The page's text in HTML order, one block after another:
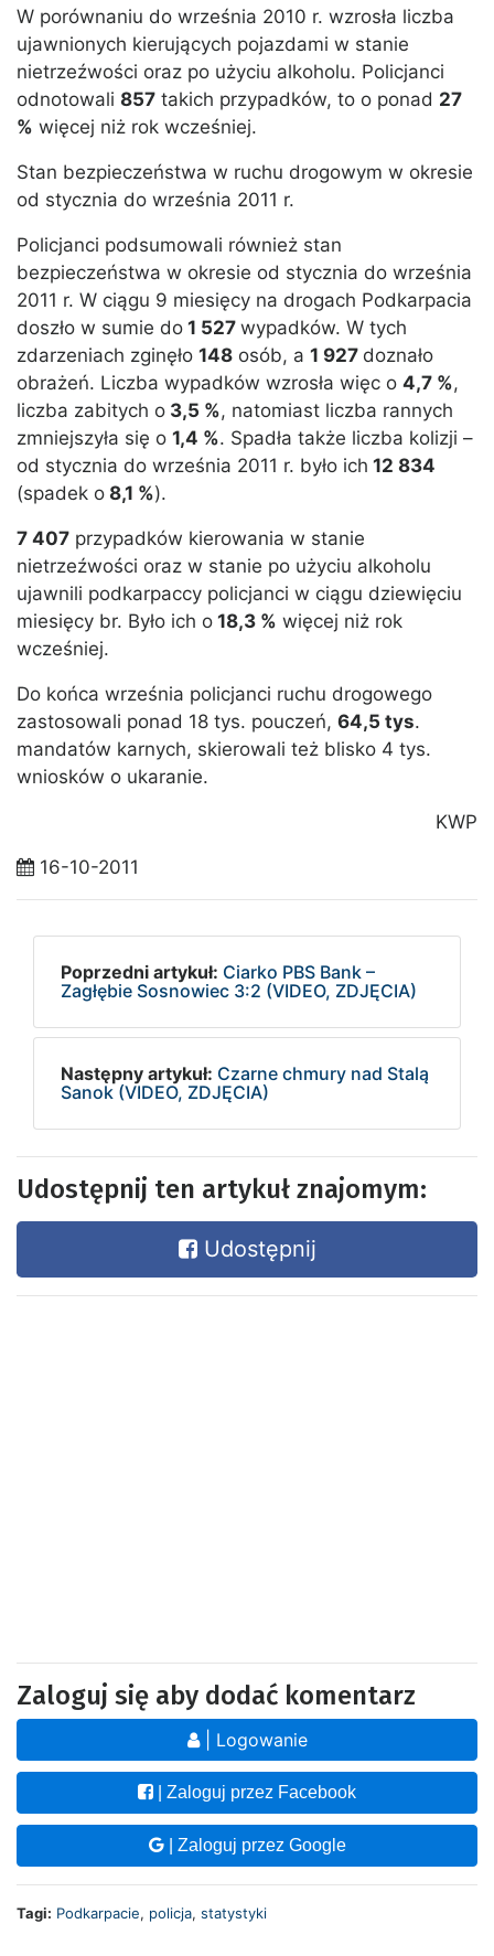
W porównaniu do września 2010 r. wzrosła liczba
ujawnionych kierujących pojazdami w stanie
nietrzeźwości oraz po użyciu alkoholu. Policjanci
odnotowali 857 takich przypadków, to o ponad 27
% więcej niż rok wcześniej.
Stan bezpieczeństwa w ruchu drogowym w okresie
od stycznia do września 2011 r.
Policjanci podsumowali również stan
bezpieczeństwa w okresie od stycznia do września
2011 r. W ciągu 9 miesięcy na drogach Podkarpacia
doszło w sumie do 1 527 wypadków. W tych
zdarzeniach zginęło 148 osób, a 1 927 doznało
obrażeń. Liczba wypadków wzrosła więc o 4,7 %,
liczba zabitych o 3,5 %, natomiast liczba rannych
zmniejszyła się o 1,4 %. Spadła także liczba kolizji –
od stycznia do września 2011 r. było ich 12 834
(spadek o 8,1 %).
7 407 przypadków kierowania w stanie
nietrzeźwości oraz w stanie po użyciu alkoholu
ujawnili podkarpaccy policjanci w ciągu dziewięciu
miesięcy br. Było ich o 18,3 % więcej niż rok
wcześniej.
Do końca września policjanci ruchu drogowego
zastosowali ponad 18 tys. pouczeń, 64,5 tys.
mandatów karnych, skierowali też blisko 4 tys.
wniosków o ukaranie.
KWP
16-10-2011
Poprzedni artykuł: Ciarko PBS Bank –
Zagłębie Sosnowiec 3:2 (VIDEO, ZDJĘCIA)
Następny artykuł: Czarne chmury nad Stalą
Sanok (VIDEO, ZDJĘCIA)
Udostępnij ten artykuł znajomym:
Udostępnij
Zaloguj się aby dodać komentarz
| Logowanie
| Zaloguj przez Facebook
| Zaloguj przez Google
Tagi: Podkarpacie, policja, statystyki